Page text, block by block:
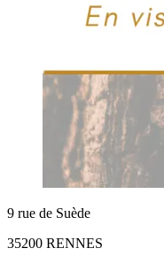
9 rue de Suède
35200 RENNES